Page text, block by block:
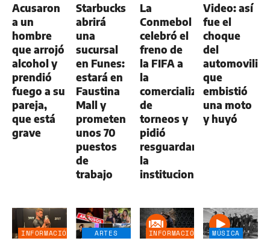
Acusaron
a un
hombre
que arrojó
alcohol y
prendió
fuego a su
pareja,
que está
grave
Starbucks
abrirá
una
sucursal
en Funes:
estará en
Faustina
Mall y
prometen
unos 70
puestos
de
trabajo
La
Conmebol
celebró el
freno de
la FIFA a
la
comercialización
de
torneos y
pidió
resguardar
la
institucionalidad
Video: así
fue el
choque
del
que
embistió
una moto
y huyó
INFORMACIÓN
ARTES
INFORMACIÓN
MÚSICA